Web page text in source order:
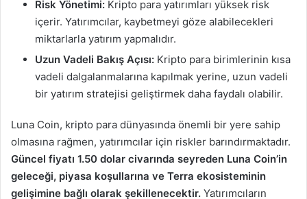
Risk Yönetimi: Kripto para yatırımları yüksek risk
içerir. Yatırımcılar, kaybetmeyi göze alabilecekleri
miktarlarla yatırım yapmalıdır.
Uzun Vadeli Bakış Açısı: Kripto para birimlerinin kısa
vadeli dalgalanmalarına kapılmak yerine, uzun vadeli
bir yatırım stratejisi geliştirmek daha faydalı olabilir.
Luna Coin, kripto para dünyasında önemli bir yere sahip
olmasına rağmen, yatırımcılar için riskler barındırmaktadır.
Güncel fiyatı 1.50 dolar civarında seyreden Luna Coin’in
geleceği, piyasa koşullarına ve Terra ekosisteminin
gelişimine bağlı olarak şekillenecektir. Yatırımcıların